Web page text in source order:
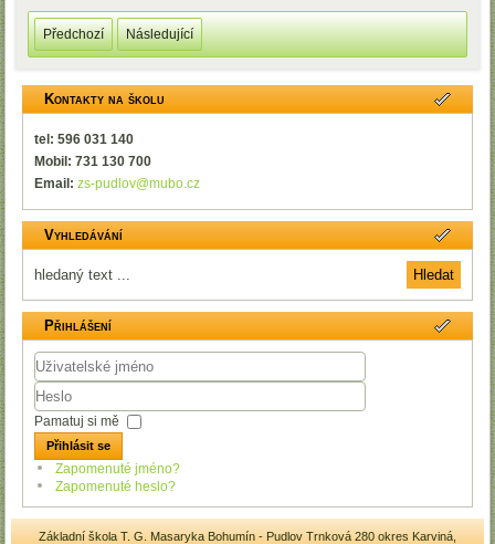
Předchozí Následující
Kontakty na školu
tel: 596 031 140
Mobil: 731 130 700
Email:zs-pudlov@mubo.cz
Vyhledávání
Přihlášení
Uživatelské
jméno
Heslo
Pamatuj si mě
Přihlásit se
Zapomenuté jméno?
Zapomenuté heslo?
Základní škola T. G. Masaryka Bohumín - Pudlov Trnková 280 okres Karviná,